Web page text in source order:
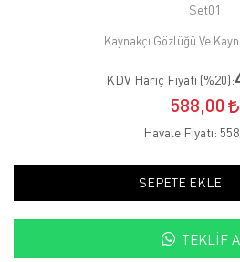
Set01
Kaynakçı Gözlüğü Ve
KDV Hariç Fiyatı (%20):
588,00
Havale Fiyatı:
SEPETE EKLE
TEKLIF